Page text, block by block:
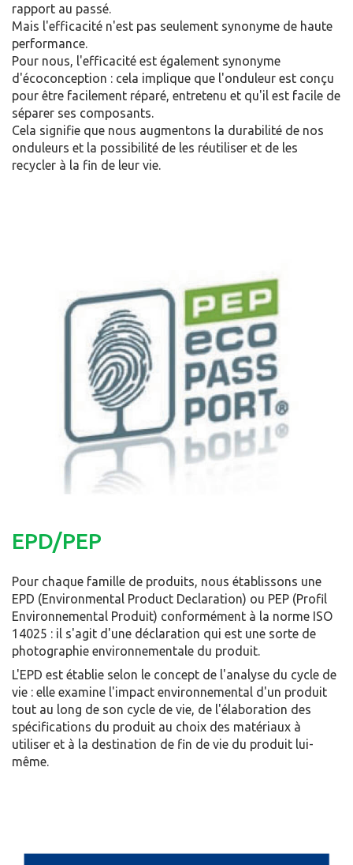
rapport au passé.
Mais l'efficacité n'est pas seulement synonyme de haute
performance.
Pour nous, l'efficacité est également synonyme
d'écoconception : cela implique que l'onduleur est conçu
pour être facilement réparé, entretenu et qu'il est facile de
séparer ses composants.
Cela signifie que nous augmentons la durabilité de nos
onduleurs et la possibilité de les réutiliser et de les
recycler à la fin de leur vie.
EPD/PEP
Pour chaque famille de produits, nous établissons une
EPD (Environmental Product Declaration) ou PEP (Profil
Environnemental Produit) conformément à la norme ISO
14025 : il s'agit d'une déclaration qui est une sorte de
photographie environnementale du produit.
L'EPD est établie selon le concept de l'analyse du cycle de
vie : elle examine l'impact environnemental d'un produit
tout au long de son cycle de vie, de l'élaboration des
spécifications du produit au choix des matériaux à
utiliser et à la destination de fin de vie du produit lui-
même.